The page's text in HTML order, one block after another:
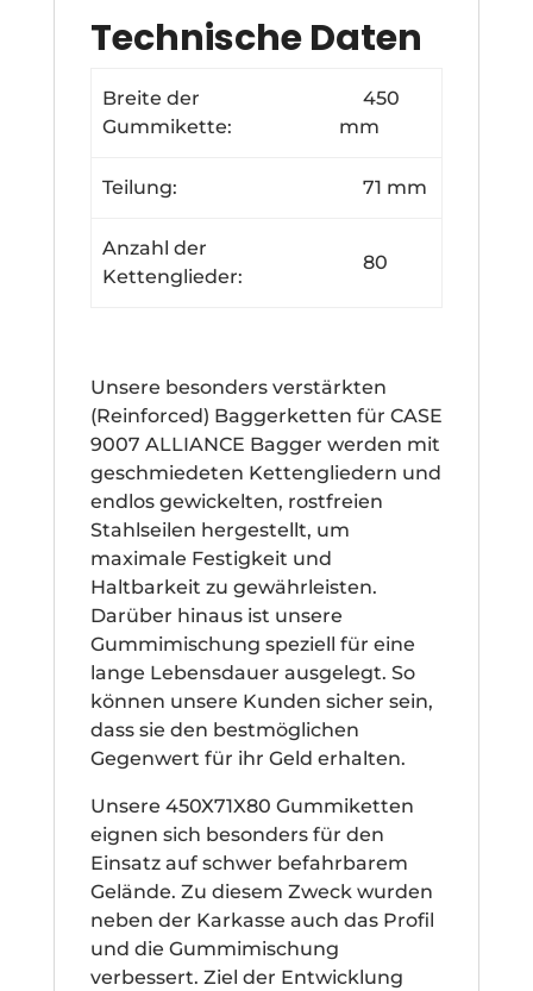
Technische Daten
Breite der
Gummikette:
450
mm
Teilung: 71 mm
Anzahl der
Kettenglieder:
80
Unsere besonders verstärkten
(Reinforced) Baggerketten für CASE
9007 ALLIANCE Bagger werden mit
geschmiedeten Kettengliedern und
endlos gewickelten, rostfreien
Stahlseilen hergestellt, um
maximale Festigkeit und
Haltbarkeit zu gewährleisten.
Darüber hinaus ist unsere
Gummimischung speziell für eine
lange Lebensdauer ausgelegt. So
können unsere Kunden sicher sein,
dass sie den bestmöglichen
Gegenwert für ihr Geld erhalten.
Unsere 450X71X80 Gummiketten
eignen sich besonders für den
Einsatz auf schwer befahrbarem
Gelände. Zu diesem Zweck wurden
neben der Karkasse auch das Profil
und die Gummimischung
verbessert. Ziel der Entwicklung